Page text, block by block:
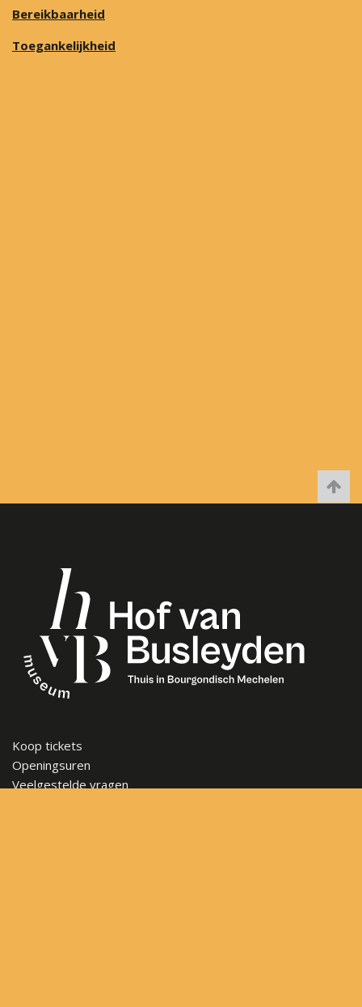
Bereikbaarheid
Toegankelijkheid
Koop tickets
Openingsuren
Veelgestelde vragen